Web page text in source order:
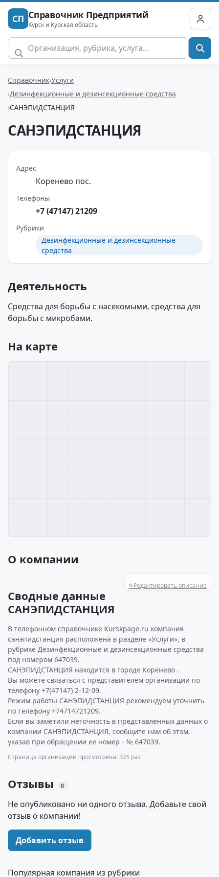
СП Справочник Предприятий
Курск и Курская область
Справочник Услуги
Дезинфекционные и дезинсекционные средства
САНЭПИДСТАНЦИЯ
САНЭПИДСТАНЦИЯ
Адрес
Коренево пос.
Телефоны
+7 (47147) 21209
Рубрики
Дезинфекционные и дезинсекционные
средства
Деятельность
Средства для борьбы с насекомыми, средства для
борьбы с микробами.
На карте
О компании
✎Редактировать описание
Сводные данные
САНЭПИДСТАНЦИЯ
В телефонном справочнике Kurskpage.ru компания
санэпидстанция расположена в разделе «Услуги», в
рубрике Дезинфекционные и дезинсекционные средства
под номером 647039.
САНЭПИДСТАНЦИЯ находится в городе Коренево .
Вы можете связаться с представителем организации по
телефону +7(47147) 2-12-09.
Режим работы САНЭПИДСТАНЦИЯ рекомендуем уточнить
по телефону +74714721209.
Если вы заметили неточность в представленных данных о
компании САНЭПИДСТАНЦИЯ, сообщите нам об этом,
указав при обращении ее номер - № 647039.
Страница организации просмотрена: 325 раз
Отзывы 0
Не опубликовано ни одного отзыва. Добавьте свой
отзыв о компании!
Добавить отзыв
Популярная компания из рубрики